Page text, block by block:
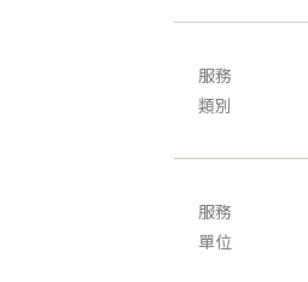
服務
類別
服務
單位